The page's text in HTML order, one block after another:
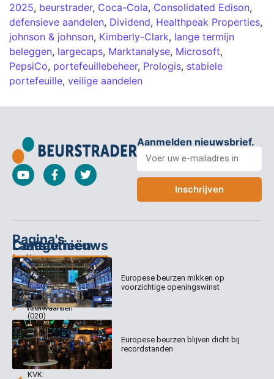
2025, beurstrader, Coca-Cola, Consolidated Edison,
defensieve aandelen, Dividend, Healthpeak Properties,
johnson & johnson, Kimberly-Clark, lange termijn
beleggen, largecaps, Marktanalyse, Microsoft,
PepsiCo, portefeuillebeheer, Prologis, stabiele
portefeuille, veilige aandelen
Aanmelden nieuwsbrief.
Inschrijven
Pagina's
Home
Abonnementen
Dagcommentaar
Tradealert
Organisatie
Contact
Categorieën
Columns
Dagcommentaar
Algemene
voorwaarden
Disclaimer
Welk
abonnement
kiezen
Contact
Keizersgracht
520
1017 EK
Amsterdam
(020)
231
0020
info@beurstrader.nl
KVK:
Laatste nieuws
Europese beurzen mikken op
voorzichtige openingswinst
Europese beurzen blijven dicht bij
recordstanden